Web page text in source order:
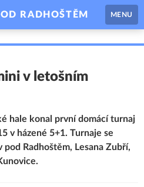
RADHOŠTĚM MENU
v letošním
hale konal první domácí turnaj
v házené 5+1. Turnaje se
pod Radhoštěm, Lesana Zubří,